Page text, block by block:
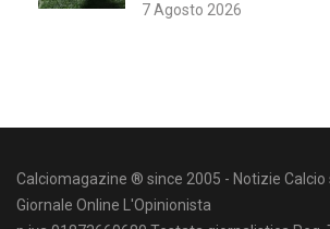
7 Agosto 2026
Calciomagazine ® since 2005 - Notizie Calcio
Giornale Online L'Opinionista